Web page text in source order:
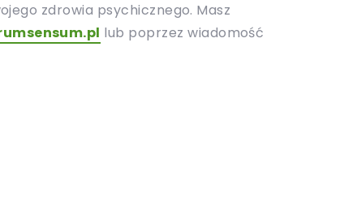
zdrowia psychicznego. Masz
lub poprzez wiadomość